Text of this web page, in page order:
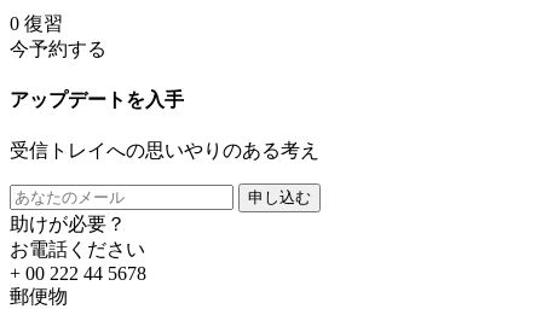
0 復習
今予約する
アップデートを入手
受信トレイへの思いやりのある考え
申し込む
助けが必要？
お電話ください
+ 00 222 44 5678
郵便物